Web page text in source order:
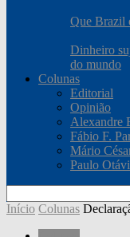
Que Brazil
Dinheiro
do mundo
Colunas
Editorial
Opinião
Alexandre
Fábio F.
Mário
Paulo
Início Colunas